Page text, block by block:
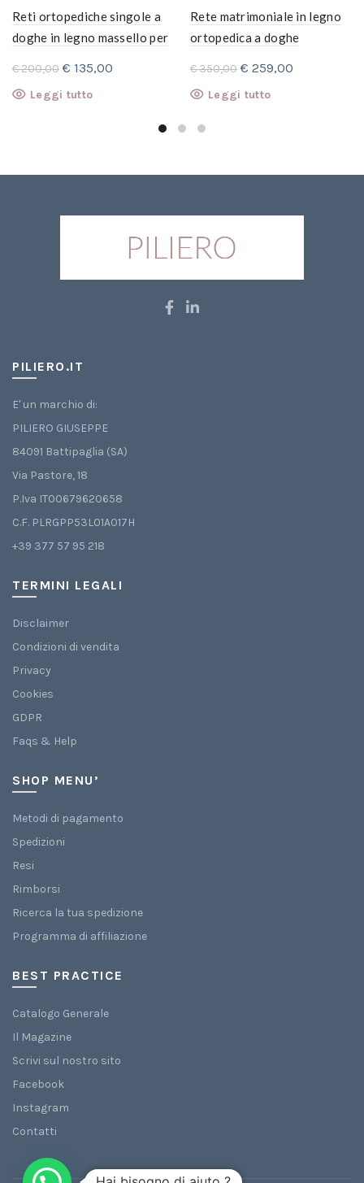
Reti ortopediche singole a
doghe in legno massello per
€200,00 Il
€ 135,00
Leggi tutto
Rete matrimoniale in legno
ortopedica a doghe
€350,00 Il
€ 259,00
Leggi tutto
PILIERO.IT
E' un marchio di:
PILIERO GIUSEPPE
84091 Battipaglia (SA)
Via Pastore, 18
P.Iva IT00679620658
C.F. PLRGPP53L01A017H
+39 377 57 95 218
TERMINI LEGALI
Disclaimer
Condizioni di vendita
Privacy
Cookies
GDPR
Faqs & Help
SHOP MENU’
Metodi di pagamento
Spedizioni
Resi
Rimborsi
Ricerca la tua spedizione
Programma di affiliazione
BEST PRACTICE
Catalogo Generale
Il Magazine
Scrivi sul nostro sito
Facebook
Instagram
Contatti